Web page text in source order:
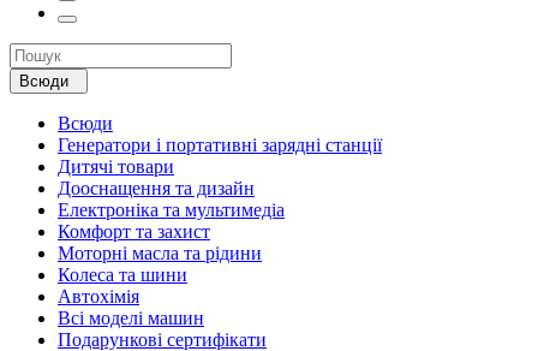
Всюди
Всюди
Генератори і портативні зарядні станції
Дитячі товари
Дооснащення та дизайн
Електроніка та мультимедіа
Комфорт та захист
Моторні масла та рідини
Колеса та шини
Автохімія
Всі моделі машин
Подарункові сертифікати